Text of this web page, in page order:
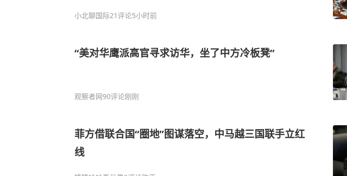
小北聊国际21评论5小时前
“美对华鹰派高官寻求访华，坐了中方冷板凳”
观察者网90评论刚刚
菲方借联合国“圈地”图谋落空，中马越三国联手立红
线